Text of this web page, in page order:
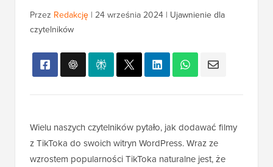
Przez Redakcję | 24 września 2024 | Ujawnienie dla
czytelników
Wielu naszych czytelników pytało, jak dodawać filmy
z TikToka do swoich witryn WordPress. Wraz ze
wzrostem popularności TikToka naturalne jest, że